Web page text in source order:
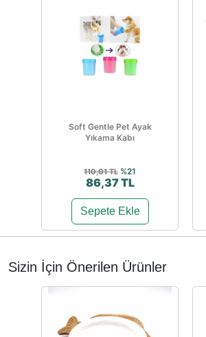
Soft Gentle Pet Ayak
Yıkama Kabı
110,01 TL %21
86,37 TL
Sepete Ekle
Sizin İçin Önerilen Ürünler